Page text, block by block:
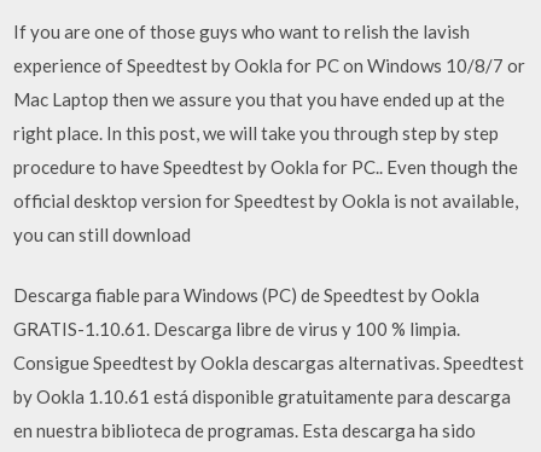
If you are one of those guys who want to relish the lavish
experience of Speedtest by Ookla for PC on Windows 10/8/7 or
Mac Laptop then we assure you that you have ended up at the
right place. In this post, we will take you through step by step
procedure to have Speedtest by Ookla for PC.. Even though the
official desktop version for Speedtest by Ookla is not available,
you can still download
Descarga fiable para Windows (PC) de Speedtest by Ookla
GRATIS-1.10.61. Descarga libre de virus y 100 % limpia.
Consigue Speedtest by Ookla descargas alternativas. Speedtest
by Ookla 1.10.61 está disponible gratuitamente para descarga
en nuestra biblioteca de programas. Esta descarga ha sido